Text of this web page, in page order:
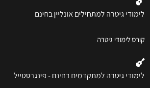
לימודי גיטרה למתחילים אונליין בחינם
קורס לימודי גיטרה
לימודי גיטרה למתקדמים בחינם - פינגרסטייל